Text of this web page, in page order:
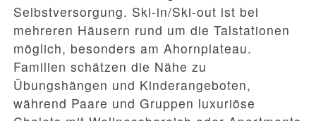
Selbstversorgung. Ski-in/Ski-out ist bei
mehreren Häusern rund um die Talstationen
möglich, besonders am Ahornplateau.
Familien schätzen die Nähe zu
Übungshängen und Kinderangeboten,
während Paare und Gruppen luxuriöse